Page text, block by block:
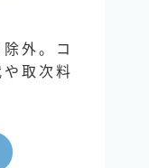
外。コ
取次料